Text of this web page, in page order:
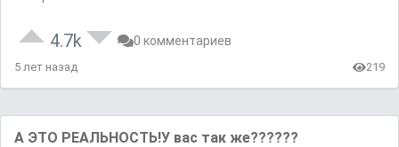
4.7k 0 комментариев
5 лет назад 219
А ЭТО РЕАЛЬНОСТЬ!У вас так же??????